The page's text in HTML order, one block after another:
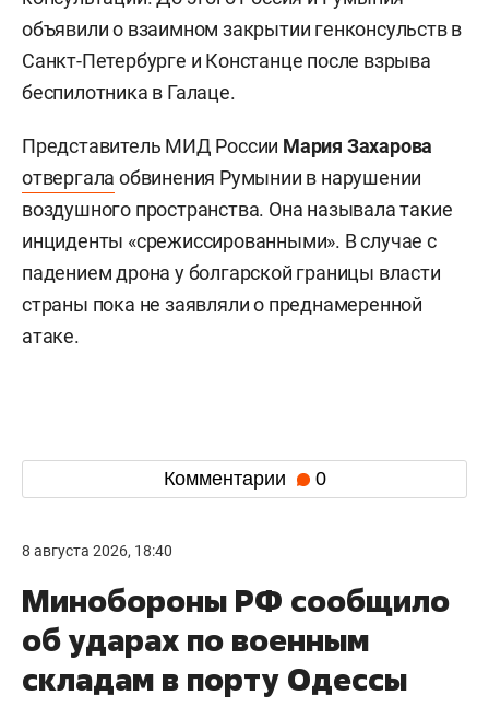
объявили о взаимном закрытии генконсульств в
Санкт-Петербурге и Констанце после взрыва
беспилотника в Галаце.
Представитель МИД России Мария Захарова
отвергала обвинения Румынии в нарушении
воздушного пространства. Она называла такие
инциденты «срежиссированными». В случае с
падением дрона у болгарской границы власти
страны пока не заявляли о преднамеренной
атаке.
Комментарии 0
8 августа 2026, 18:40
Минобороны РФ сообщило
об ударах по военным
складам в порту Одессы